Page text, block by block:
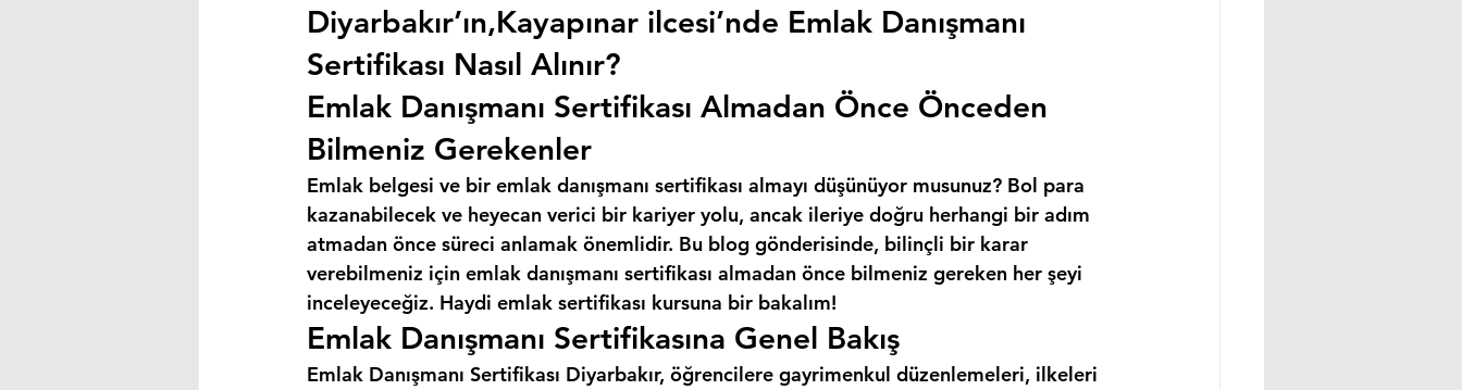
Diyarbakır’ın,Kayapınar ilcesi’nde Emlak Danışmanı
Sertifikası Nasıl Alınır?
Emlak Danışmanı Sertifikası Almadan Önce Önceden
Bilmeniz Gerekenler
Emlak belgesi ve bir emlak danışmanı sertifikası almayı düşünüyor musunuz? Bol para
kazanabilecek ve heyecan verici bir kariyer yolu, ancak ileriye doğru herhangi bir adım
atmadan önce süreci anlamak önemlidir. Bu blog gönderisinde, bilinçli bir karar
verebilmeniz için emlak danışmanı sertifikası almadan önce bilmeniz gereken her şeyi
inceleyeceğiz. Haydi emlak sertifikası kursuna bir bakalım!
Emlak Danışmanı Sertifikasına Genel Bakış
Emlak Danışmanı Sertifikası Diyarbakır, öğrencilere gayrimenkul düzenlemeleri, ilkeleri